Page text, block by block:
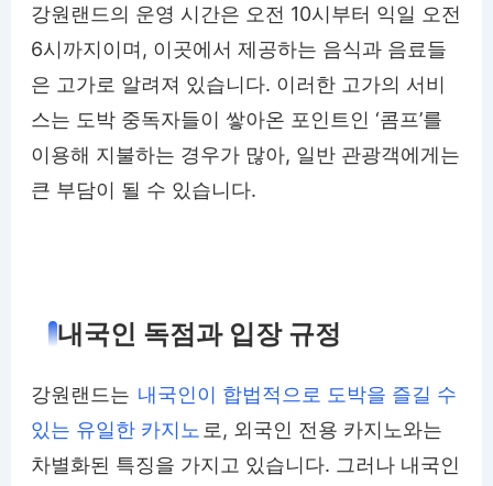
강원랜드의 운영 시간은 오전 10시부터 익일 오전
6시까지이며, 이곳에서 제공하는 음식과 음료들
은 고가로 알려져 있습니다. 이러한 고가의 서비
스는 도박 중독자들이 쌓아온 포인트인 ‘콤프’를
이용해 지불하는 경우가 많아, 일반 관광객에게는
큰 부담이 될 수 있습니다.
내국인 독점과 입장 규정
강원랜드는 내국인이 합법적으로 도박을 즐길 수
있는 유일한 카지노 로, 외국인 전용 카지노와는
차별화된 특징을 가지고 있습니다. 그러나 내국인